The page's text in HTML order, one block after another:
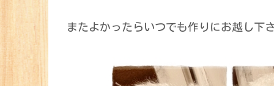
またよかったらいつでも作りにお越し下